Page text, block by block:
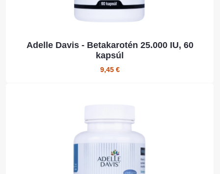
Adelle Davis - Betakarotén 25.000 IU, 60
kapsúl
9,45 €